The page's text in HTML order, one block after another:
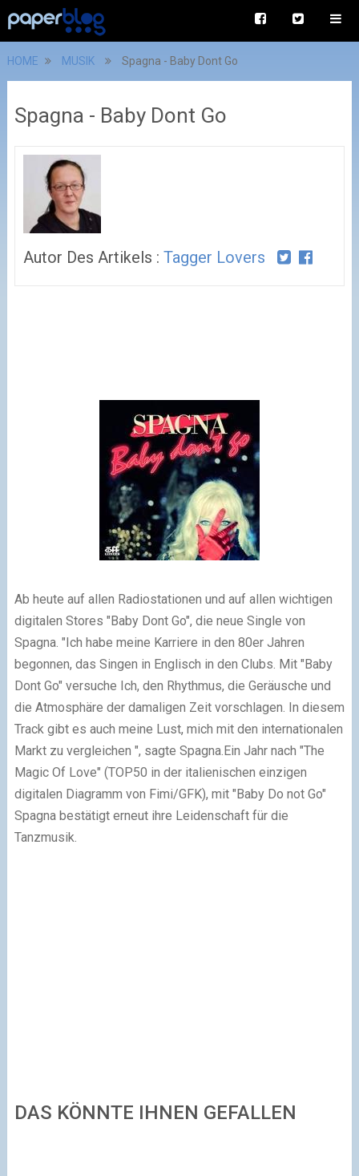
HOME MUSIK Spagna - Baby Dont Go
Spagna - Baby Dont Go
Autor Des Artikels : Tagger Lovers
Ab heute auf allen Radiostationen und auf allen wichtigen
digitalen Stores "Baby Dont Go", die neue Single von
Spagna. "Ich habe meine Karriere in den 80er Jahren
begonnen, das Singen in Englisch in den Clubs. Mit "Baby
Dont Go" versuche Ich, den Rhythmus, die Geräusche und
die Atmosphäre der damaligen Zeit vorschlagen. In diesem
Track gibt es auch meine Lust, mich mit den internationalen
Markt zu vergleichen ", sagte Spagna. Ein Jahr nach "The
Magic Of Love" (TOP50 in der italienischen einzigen
digitalen Diagramm von Fimi/GFK), mit "Baby Do not Go"
Spagna bestätigt erneut ihre Leidenschaft für die
Tanzmusik.
DAS KÖNNTE IHNEN GEFALLEN